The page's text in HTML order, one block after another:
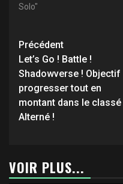
Solo"
Navigation
d’article
Précédent
Let’s Go ! Battle !
Shadowverse ! Objectif
progresser tout en
montant dans le classé
Alterné !
VOIR PLUS...